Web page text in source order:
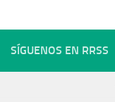
SÍGUENOS EN RRSS